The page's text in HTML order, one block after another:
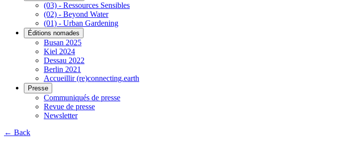
(03) - Ressources Sensibles
(02) - Beyond Water
(01) - Urban Gardening
Éditions nomades
Busan 2025
Kiel 2024
Dessau 2022
Berlin 2021
Accueillir (re)connecting.earth
Presse
Communiqués de presse
Revue de presse
Newsletter
← Back